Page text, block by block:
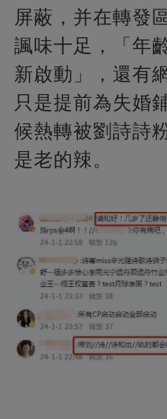
屏蔽，并在轉發
諷味十足，「年
新啟動」，還有
只是提前為失婚
候熱轉被劉詩詩
是老的辣。